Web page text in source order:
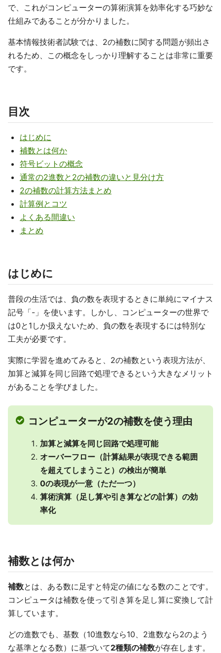
で、これがコンピューターの算術演算を効率化する巧妙な
仕組みであることが分かりました。
基本情報技術者試験では、2の補数に関する問題が頻出さ
れるため、この概念をしっかり理解することは非常に重要
です。
目次
はじめに
補数とは何か
符号ビットの概念
通常の2進数と2の補数の違いと見分け方
2の補数の計算方法まとめ
計算例とコツ
よくある間違い
まとめ
はじめに
普段の生活では、負の数を表現するときに単純にマイナス
記号「-」を使います。しかし、コンピューターの世界で
は0と1しか扱えないため、負の数を表現するには特別な
工夫が必要です。
実際に学習を進めてみると、2の補数という表現方法が、
加算と減算を同じ回路で処理できるという大きなメリット
があることを学びました。
コンピューターが2の補数を使う理由
加算と減算を同じ回路で処理可能
オーバーフロー（計算結果が表現できる範囲
を超えてしまうこと）の検出が簡単
0の表現が一意（ただ一つ）
算術演算（足し算や引き算などの計算）の効
率化
補数とは何か
補数とは、ある数に足すと特定の値になる数のことです。
コンピュータは補数を使って引き算を足し算に変換して計
算しています。
どの進数でも、基数（10進数なら10、2進数なら2のよう
な基準となる数）に基づいて2種類の補数が存在します。